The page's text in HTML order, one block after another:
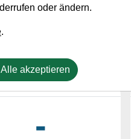
-
oder ändern.
.
Alle akzeptieren